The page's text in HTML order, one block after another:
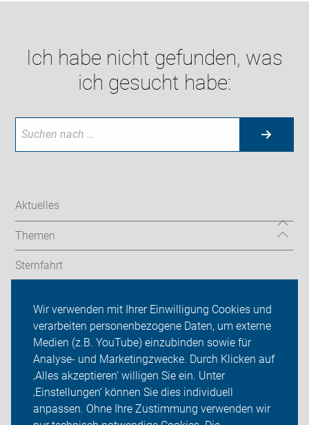
Wir verwenden mit Ihrer Einwilligung Cookies und
verarbeiten personenbezogene Daten, um externe
Medien (z.B. YouTube) einzubinden sowie für
Analyse- und Marketingzwecke. Durch Klicken auf
‚Alles akzeptieren‘ willigen Sie ein. Unter
‚Einstellungen‘ können Sie dies individuell
anpassen. Ohne Ihre Zustimmung verwenden wir
Ich habe nicht gefunden, was
ich gesucht habe:
Aktuelles
Themen
Sternfahrt
ADFC Berlin
Sei dabei
Presse
Login